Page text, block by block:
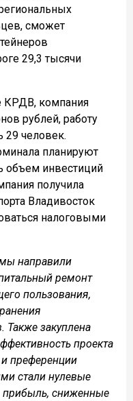
сможет
29,3 тысячи
КРДВ, компания
рублей, работу
29 человек.
планируют
объем инвестиций
получила
Владивосток
налоговыми
направили
ремонт
пользования,
Также закуплена
проекта
преференции
стали нулевые
сниженные